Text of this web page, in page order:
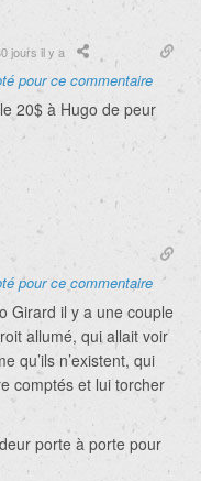
jours il y a
pour ce commentaire
20$ à Hugo de peur
pour ce commentaire
Girard il y a une couple
allumé, qui allait voir
qu’ils n’existent, qui
comptés et lui torcher
porte à porte pour